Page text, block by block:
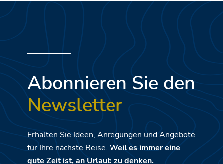
Abonnieren Sie den
Newsletter
Erhalten Sie Ideen, Anregungen und Angebote
für Ihre nächste Reise. Weil es immer eine
gute Zeit ist, an Urlaub zu denken.